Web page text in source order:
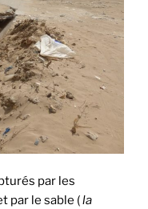
par les
par le sable (la